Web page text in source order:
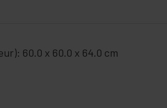
60.0 x 60.0 x 64.0 cm